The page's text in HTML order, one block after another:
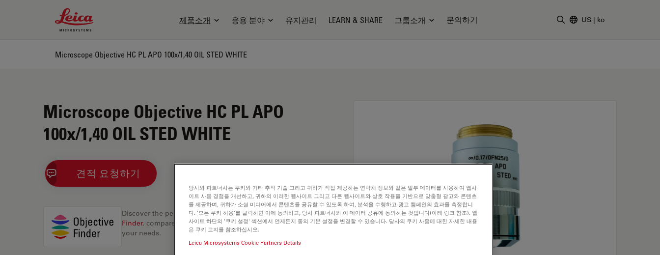
Leica Microsystems Logo
제품소개 응용 분야 유지관리 LEARN & SHARE 그룹소개 문의하기 US | ko
Microscope Objective HC PL APO 100x/1,40 OIL STED WHITE
Microscope Objective HC PL APO
100x/1,40 OIL STED WHITE
견적 요청하기
Discover the perfect solution. Explore ourObjective
Finder, compare alternatives, and find the best fit for
your needs.
당사와 파트너사는 쿠키와 기타 추적 기술 그리고 귀하가 직접 제공하는 연락처 정보와 같은 일부 데이터를 사용하여 웹사
이트 사용 경험을 개선하고, 귀하의 이러한 웹사이트 그리고 다른 웹사이트와 상호 작용을 기반으로 맞춤형 광고와 콘텐츠
를 제공하며, 귀하가 소셜 미디어에서 콘텐츠를 공유할 수 있도록 하여, 분석을 수행하고 광고 캠페인의 효과를 측정합니
다. '모든 쿠키 허용'를 클릭하면 이에 동의하고, 당사 파트너사와 이 데이터 공유에 동의하는 것입니다(아래 링크 참조). 웹
사이트 하단의 '쿠키 설정' 섹션에서 언제든지 동의 기본 설정을 변경할 수 있습니다. 당사의 쿠키 사용에 대한 자세한 내용
은 쿠키 고지를 참조하십시오.
Leica Microsystems Cookie Partners Details